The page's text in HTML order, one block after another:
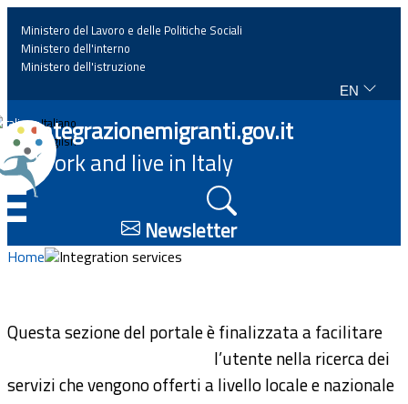
Home
News
Highlights
Events
Regulations and law
Projects
Ministero del Lavoro e delle Politiche Sociali
Ministero dell'interno
Ministero dell'istruzione
EN
Italiano
English
Integrazionemigranti.gov.it
Work and live in Italy
Newsletter
Home Integration services
Questa sezione del portale è finalizzata a facilitare
l’utente nella ricerca dei
servizi che vengono offerti a livello locale e nazionale